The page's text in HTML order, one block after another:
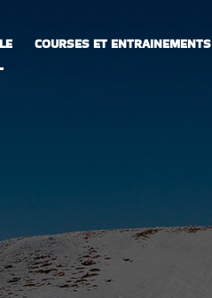
COURSES ET ENTRAINEMENTS